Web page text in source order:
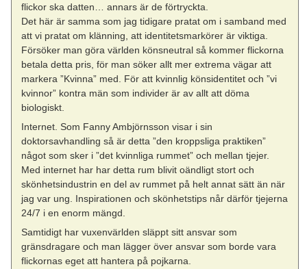
flickor ska datten… annars är de förtryckta.
Det här är samma som jag tidigare pratat om i samband med
att vi pratat om klänning, att identitetsmarkörer är viktiga.
Försöker man göra världen könsneutral så kommer flickorna
betala detta pris, för man söker allt mer extrema vägar att
markera ”Kvinna” med. För att kvinnlig könsidentitet och ”vi
kvinnor” kontra män som individer är av allt att döma
biologiskt.
Internet. Som Fanny Ambjörnsson visar i sin
doktorsavhandling så är detta ”den kroppsliga praktiken”
något som sker i ”det kvinnliga rummet” och mellan tjejer.
Med internet har har detta rum blivit oändligt stort och
skönhetsindustrin en del av rummet på helt annat sätt än när
jag var ung. Inspirationen och skönhetstips når därför tjejerna
24/7 i en enorm mängd.
Samtidigt har vuxenvärlden släppt sitt ansvar som
gränsdragare och man lägger över ansvar som borde vara
flickornas eget att hantera på pojkarna.